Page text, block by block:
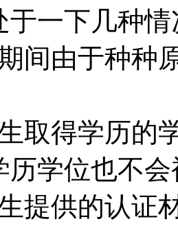
于一下几种情
间由于种种
取得学历的
历学位也不会
提供的认证